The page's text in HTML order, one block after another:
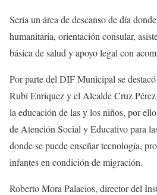
Sería un área de descanso de día
humanitaria, orientación consular,
básica de salud y apoyo legal con
Por parte del DIF Municipal se
Rubí Enríquez y el Alcalde Cruz
la educación de las y los niños, por
de Atención Social y Educativo para
donde se puede enseñar tecnología,
infantes en condición de migración.
Roberto Mora Palacios, director del